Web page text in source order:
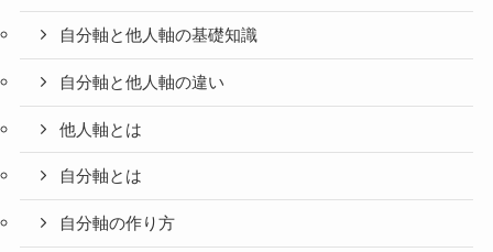
自分軸と他人軸の基礎知識
自分軸と他人軸の違い
他人軸とは
自分軸とは
自分軸の作り方